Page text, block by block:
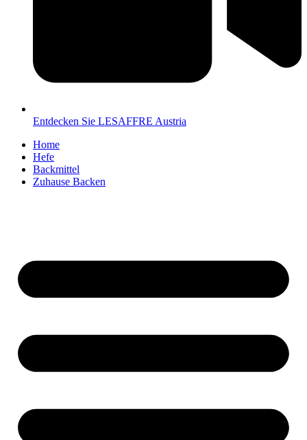
Entdecken Sie LESAFFRE Austria
Home
Hefe
Backmittel
Zuhause Backen